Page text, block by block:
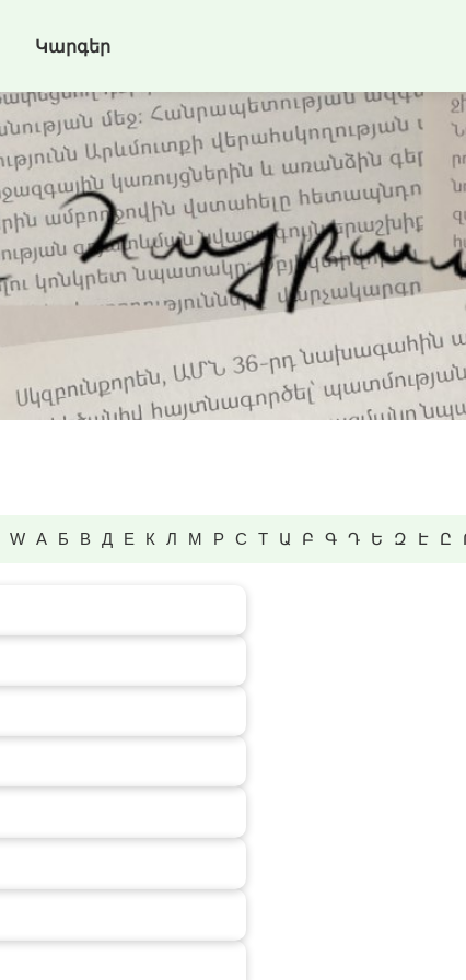
Կարգեր
W А Б В Д Е К Л М Р С Т Ա Բ Գ Դ Ե Զ Է Ը